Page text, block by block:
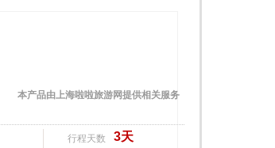
本产品由上海啦啦旅游网提供相关服务
行程天数 3天